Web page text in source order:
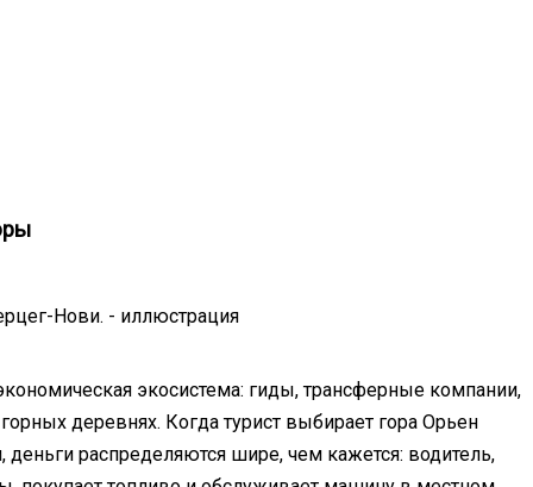
экосистема: гиды, трансферные компании,
деревнях. Когда турист выбирает гора Орьен
распределяются шире, чем кажется: водитель,